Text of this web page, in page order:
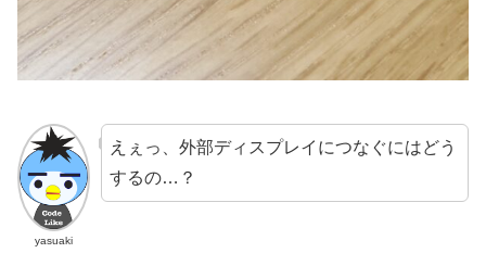
yasuaki
えぇっ、外部ディスプレイにつなぐにはどう
するの…？